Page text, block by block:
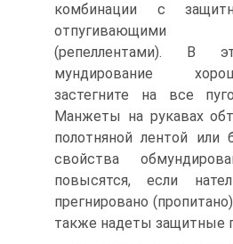
комбинации с
отпугива­ющими
(репеллентами). В
мундирование
застегните на все
Манжеты на рукавах
полотняной лентой или
свойства
повысятся, если
прегнировано
также надеты защит­ные